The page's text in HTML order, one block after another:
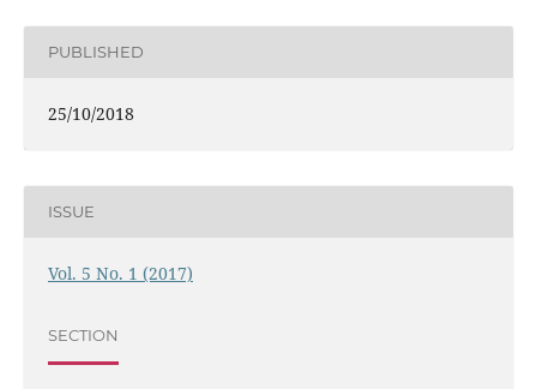
PUBLISHED
25/10/2018
ISSUE
Vol. 5 No. 1 (2017)
SECTION